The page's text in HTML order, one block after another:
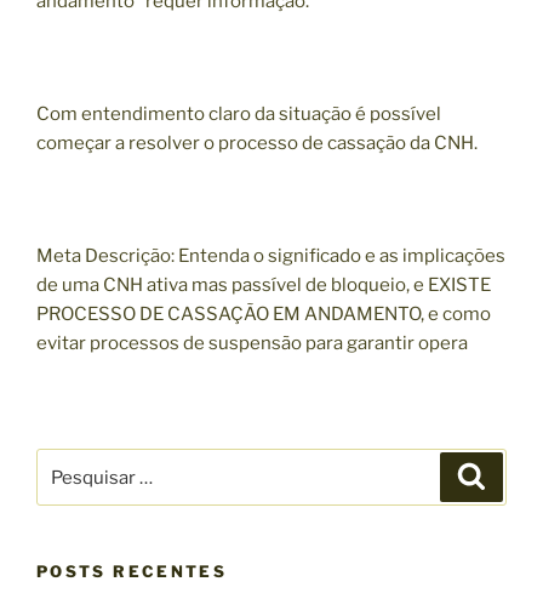
Com entendimento claro da situação é possível
começar a resolver o processo de cassação da CNH.
Meta Descrição: Entenda o significado e as implicações
de uma CNH ativa mas passível de bloqueio, e EXISTE
PROCESSO DE CASSAÇÃO EM ANDAMENTO, e como
evitar processos de suspensão para garantir opera
u
s
POSTS RECENTES